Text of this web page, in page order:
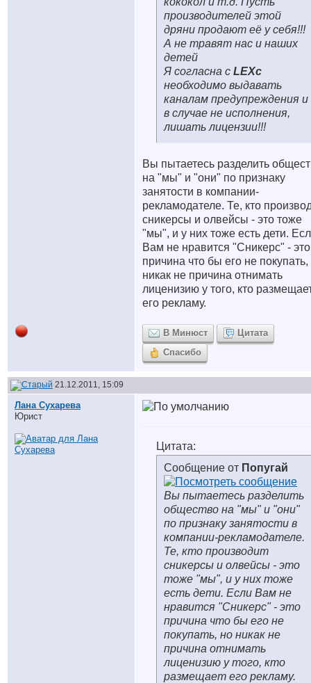
производителей этой
дряни продают её у себя!!!
А не травят нас и наших
детей
Я согласна с LEXc
необходимо выдавать
каналам предупреждения и
в случае не исполнения,
лишать лицензии!!!
Вы пытаетесь разделить
на "мы" и "они" по признаку
занятости в компании-
рекламодателе. Те, кто
сникерсы и олвейсы - это тоже
"мы", и у них тоже есть дети.
Вам не нравится "Сникерс" - это
причина что бы его не покупать,
никак не причина отнимать
лиценизию у того, кто
его рекламу.
В Минюст
Цитата
Спасибо
21.12.2011, 15:09
Лана Сухарева
Юрист
Цитата:
Сообщение от Попугай
Вы пытаетесь разделить
общество на "мы" и "они"
по признаку занятости в
компании-рекламодателе.
Те, кто производит
сникерсы и олвейсы - это
тоже "мы", и у них тоже
есть дети. Если Вам не
нравится "Сникерс" - это
причина что бы его не
покупать, но никак не
причина отнимать
лиценизию у того, кто
размещает его рекламу.